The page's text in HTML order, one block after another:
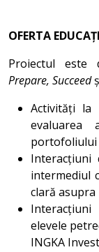
OFERTA
Proiectul este
Prepare, Succeed
Activități la
evaluarea
portofoliului
Interacțiuni
intermediul
clară
elevele
INGKA